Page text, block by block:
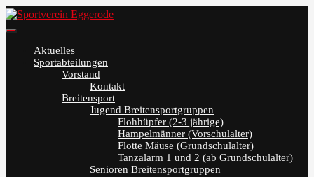
Skip
to
Aktuelles
Sportabteilungen
Vorstand
Kontakt
Breitensport
Jugend Breitensportgruppen
Flohhüpfer (2-3 jährige)
Hampelmänner (Vorschulalter)
Flotte Mäuse (Grundschulalter)
Tanzalarm 1 und 2 (ab Grundschulalter)
Senioren Breitensportgruppen